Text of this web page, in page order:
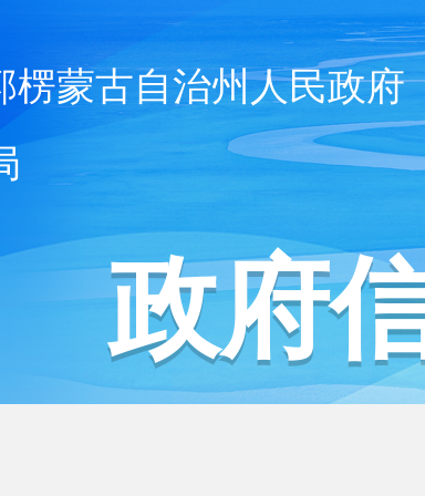
楞蒙古自治州人民政府
政府